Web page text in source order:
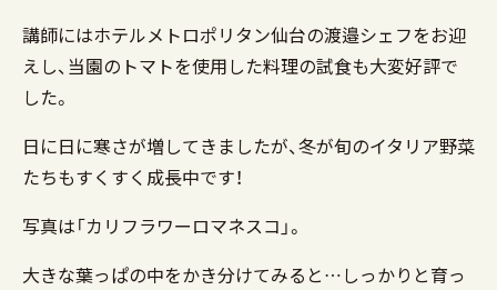
講師にはホテルメトロポリタン仙台の渡邉シェフをお迎
えし、当園のトマトを使用した料理の試食も大変好評で
した。
日に日に寒さが増してきましたが、冬が旬のイタリア野菜
たちもすくすく成長中です！
写真は「カリフラワーロマネスコ」。
大きな葉っぱの中をかき分けてみると…しっかりと育っ